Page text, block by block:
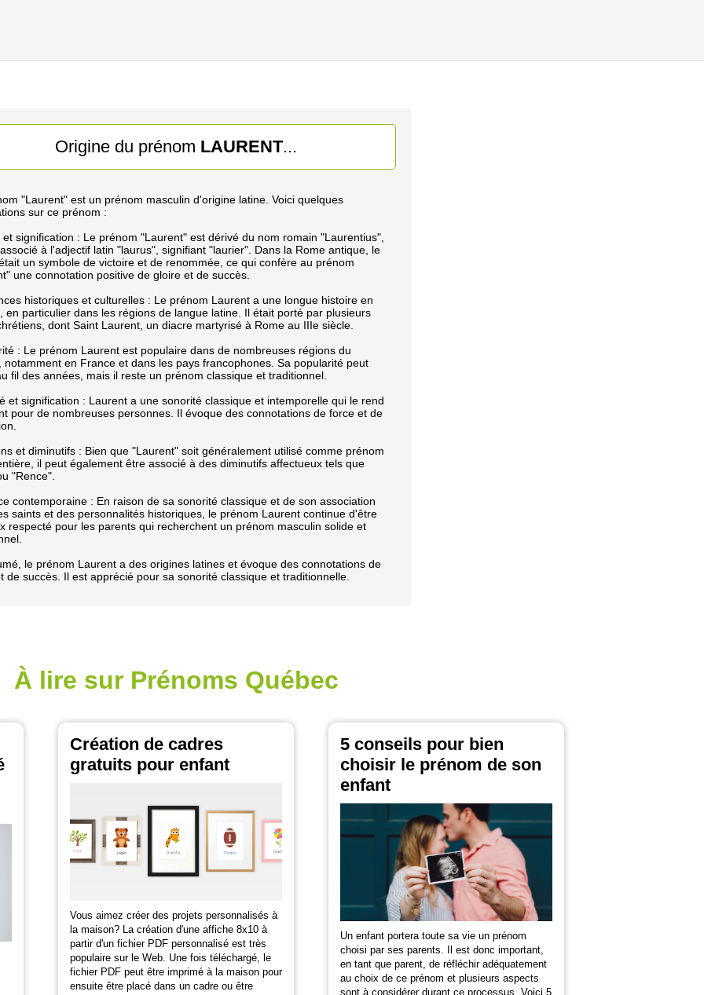
Origine du prénom LAURENT...
"Laurent" est un prénom masculin d'origine latine. Voici quelques
sur ce prénom :
et signification : Le prénom "Laurent" est dérivé du nom romain "Laurentius",
à l'adjectif latin "laurus", signifiant "laurier". Dans la Rome antique, le
un symbole de victoire et de renommée, ce qui confère au prénom
une connotation positive de gloire et de succès.
historiques et culturelles : Le prénom Laurent a une longue histoire en
en particulier dans les régions de langue latine. Il était porté par plusieurs
dont Saint Laurent, un diacre martyrisé à Rome au IIIe siècle.
: Le prénom Laurent est populaire dans de nombreuses régions du
notamment en France et dans les pays francophones. Sa popularité peut
fil des années, mais il reste un prénom classique et traditionnel.
et signification : Laurent a une sonorité classique et intemporelle qui le rend
pour de nombreuses personnes. Il évoque des connotations de force et de
et diminutifs : Bien que "Laurent" soit généralement utilisé comme prénom
il peut également être associé à des diminutifs affectueux tels que
"Rence".
contemporaine : En raison de sa sonorité classique et de son association
saints et des personnalités historiques, le prénom Laurent continue d'être
respecté pour les parents qui recherchent un prénom masculin solide et
le prénom Laurent a des origines latines et évoque des connotations de
de succès. Il est apprécié pour sa sonorité classique et traditionnelle.
À lire sur Prénoms Québec
Création de cadres
gratuits pour enfant
Vous aimez créer des projets personnalisés à
la maison? La création d'une affiche 8x10 à
partir d'un fichier PDF personnalisé est très
populaire sur le Web. Une fois téléchargé, le
fichier PDF peut être imprimé à la maison pour
ensuite être placé dans un cadre ou être
5 conseils pour bien
choisir le prénom de son
enfant
Un enfant portera toute sa vie un prénom
choisi par ses parents. Il est donc important,
en tant que parent, de réfléchir adéquatement
au choix de ce prénom et plusieurs aspects
sont à considérer durant ce processus. Voici 5